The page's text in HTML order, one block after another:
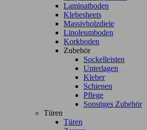
Laminatboden
Klebesheets
Massivholzdiele
Linoleumboden
Korkboden
Zubehör
Sockelleisten
Unterlagen
Kleber
Schienen
Pflege
Sonstiges Zubehör
Türen
Türen